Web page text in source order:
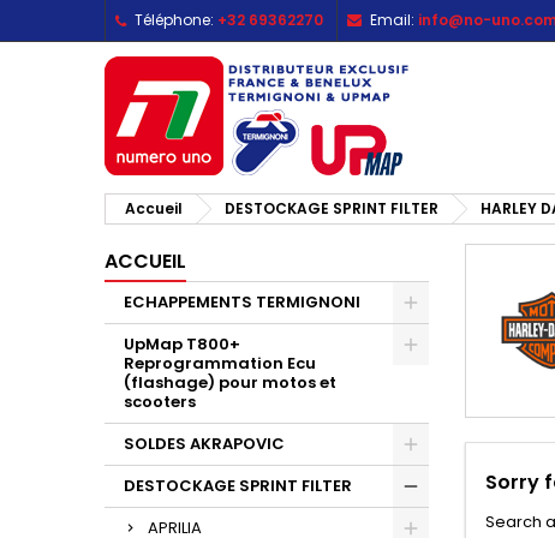
Téléphone: +32 69362270 Email: info@no-
Accueil DESTOCKAGE SPRINT FILTER HARLEY
ACCUEIL
ECHAPPEMENTS TERMIGNONI
UpMap T800+
Reprogrammation Ecu
(flashage) pour motos et
scooters
SOLDES AKRAPOVIC
DESTOCKAGE SPRINT FILTER
APRILIA
Sorry
Search